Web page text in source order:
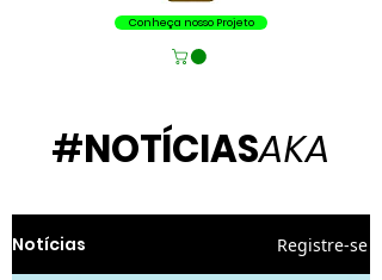
Conheça nosso Projeto
#NOTÍCIASAKA
Notícias Registre-se